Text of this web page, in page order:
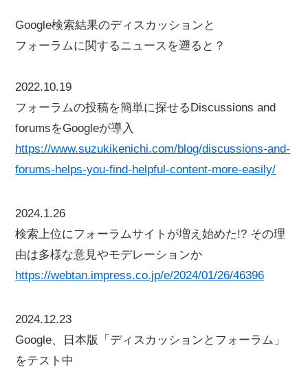
Google検索結果のディスカッションと
フォーラムに関するニュースを遡ると？
2022.10.19
フォーラムの投稿を簡単に探せるDiscussions and
forumsをGoogleが導入
https://www.suzukikenichi.com/blog/discussions-and-
forums-helps-you-find-helpful-content-more-easily/
2024.1.26
検索上位にフォーラムサイトが増え始めた!? その理
由は多様な意見やモデレーションか
https://webtan.impress.co.jp/e/2024/01/26/46396
2024.12.23
Google、日本版「ディスカッションとフォーラム」
をテスト中